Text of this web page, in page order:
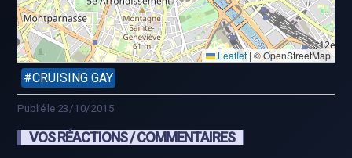
Leaflet | © OpenStreetMap
CRUISING GAY
Publié le 23/10/2015
VOS RÉACTIONS / COMMENTAIRES